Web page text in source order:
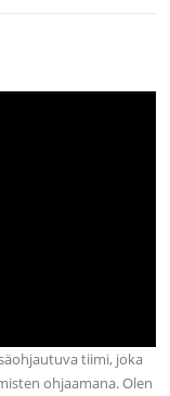
tiimi, joka
ohjaamana. Olen